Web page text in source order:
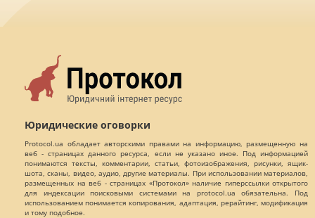
Юридические оговорки
Protocol.ua обладает авторскими правами на информацию, размещенную на
веб - страницах данного ресурса, если не указано иное. Под информацией
понимаются тексты, комментарии, статьи, фотоизображения, рисунки, ящик-
шота, сканы, видео, аудио, другие материалы. При использовании материалов,
размещенных на веб - страницах «Протокол» наличие гиперссылки открытого
для индексации поисковыми системами на protocol.ua обязательна. Под
использованием понимается копирования, адаптация, рерайтинг, модификация
и тому подобное.